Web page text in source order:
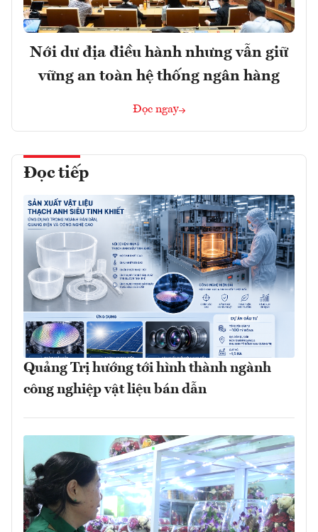
Nới dư địa điều hành nhưng vẫn giữ
vững an toàn hệ thống ngân hàng
Đọc ngay
Đọc tiếp
Quảng Trị hướng tới hình thành ngành
công nghiệp vật liệu bán dẫn